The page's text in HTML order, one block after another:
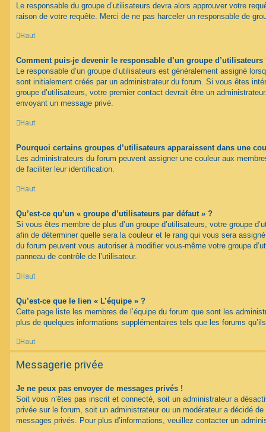
Le responsable du groupe d’utilisateurs devra alors approuver votre
raison de votre requête. Merci de ne pas harceler un responsable de
Haut
Comment puis-je devenir le responsable d’un groupe d’utilisateurs
Le responsable d’un groupe d’utilisateurs est généralement assigné
sont initialement créés par un administrateur du forum. Si vous êtes
groupe d’utilisateurs, votre premier contact devrait être un
envoyant un message privé.
Haut
Pourquoi certains groupes d’utilisateurs apparaissent dans une
Les administrateurs du forum peuvent assigner une couleur aux
de faciliter leur identification.
Haut
Qu’est-ce qu’un « groupe d’utilisateurs par défaut » ?
Si vous êtes membre de plus d’un groupe d’utilisateurs, votre groupe
afin de déterminer quelle sera la couleur et le rang qui vous sera
du forum peuvent vous autoriser à modifier vous-même votre groupe
panneau de contrôle de l’utilisateur.
Haut
Qu’est-ce que le lien « L’équipe » ?
Cette page liste les membres de l’équipe du forum que sont les
plus de quelques informations supplémentaires tels que les forums
Haut
Messagerie privée
Je ne peux pas envoyer de messages privés !
Soit vous n’êtes pas inscrit et connecté, soit un administrateur a
privée sur le forum, soit un administrateur ou un modérateur a décidé de
messages privés. Pour plus d’informations, veuillez contacter un